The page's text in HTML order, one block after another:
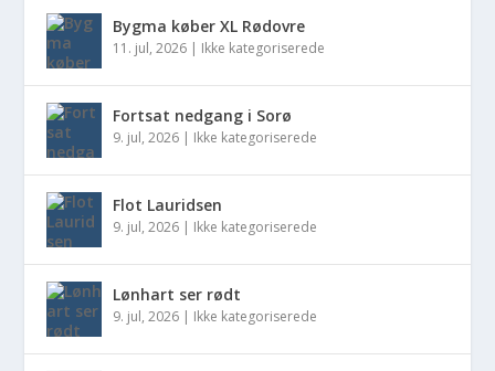
Bygma køber XL Rødovre
11. jul, 2026 | Ikke kategoriserede
Fortsat nedgang i Sorø
9. jul, 2026 | Ikke kategoriserede
Flot Lauridsen
9. jul, 2026 | Ikke kategoriserede
Lønhart ser rødt
9. jul, 2026 | Ikke kategoriserede